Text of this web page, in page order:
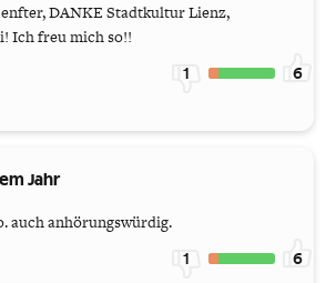
DANKE Stadtkultur Lienz,
Ich freu mich so!!
1 6
Jahr
auch anhörungswürdig.
1 6